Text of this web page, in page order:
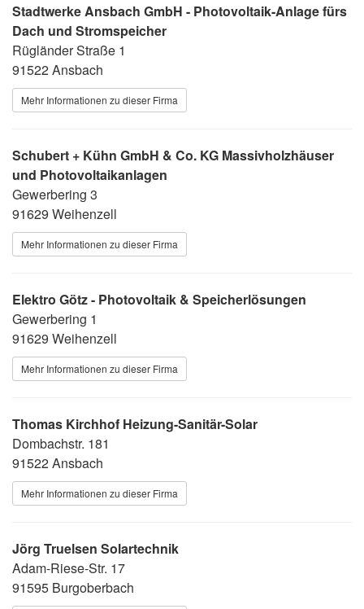
Stadtwerke Ansbach GmbH - Photovoltaik-Anlage fürs
Dach und Stromspeicher
Rügländer Straße 1
91522 Ansbach
Mehr Informationen zu dieser Firma
Schubert + Kühn GmbH & Co. KG Massivholzhäuser
und Photovoltaikanlagen
Gewerbering 3
91629 Weihenzell
Mehr Informationen zu dieser Firma
Elektro Götz - Photovoltaik & Speicherlösungen
Gewerbering 1
91629 Weihenzell
Mehr Informationen zu dieser Firma
Thomas Kirchhof Heizung-Sanitär-Solar
Dombachstr. 181
91522 Ansbach
Mehr Informationen zu dieser Firma
Jörg Truelsen Solartechnik
Adam-Riese-Str. 17
91595 Burgoberbach